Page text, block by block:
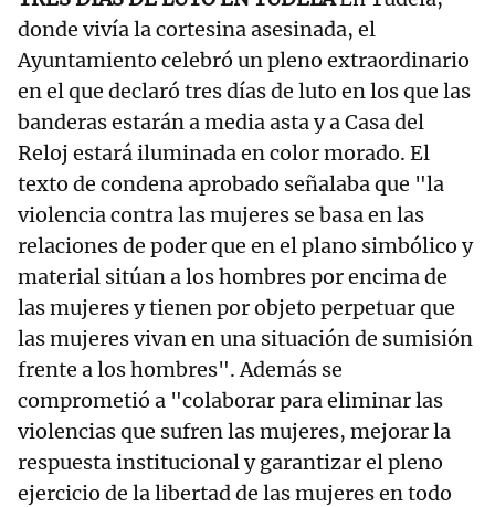
donde vivía la cortesina asesinada, el
Ayuntamiento celebró un pleno extraordinario
en el que declaró tres días de luto en los que las
banderas estarán a media asta y a Casa del
Reloj estará iluminada en color morado. El
texto de condena aprobado señalaba que "la
violencia contra las mujeres se basa en las
relaciones de poder que en el plano simbólico y
material sitúan a los hombres por encima de
las mujeres y tienen por objeto perpetuar que
las mujeres vivan en una situación de sumisión
frente a los hombres". Además se
comprometió a "colaborar para eliminar las
violencias que sufren las mujeres, mejorar la
respuesta institucional y garantizar el pleno
ejercicio de la libertad de las mujeres en todo